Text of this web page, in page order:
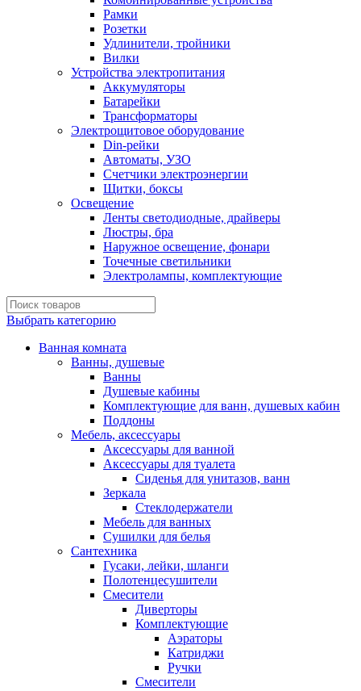
Рамки
Розетки
Удлинители, тройники
Вилки
Устройства электропитания
Аккумуляторы
Батарейки
Трансформаторы
Электрощитовое оборудование
Din-рейки
Автоматы, УЗО
Счетчики электроэнергии
Щитки, боксы
Освещение
Ленты светодиодные, драйверы
Люстры, бра
Наружное освещение, фонари
Точечные светильники
Электролампы, комплектующие
Выбрать категорию
Ванная комната
Ванны, душевые
Ванны
Душевые кабины
Комплектующие для ванн, душевых кабин
Поддоны
Мебель, аксессуары
Аксессуары для ванной
Аксессуары для туалета
Сиденья для унитазов, ванн
Зеркала
Стеклодержатели
Мебель для ванных
Сушилки для белья
Сантехника
Гусаки, лейки, шланги
Полотенцесушители
Смесители
Диверторы
Комплектующие
Аэраторы
Катриджи
Ручки
Смесители